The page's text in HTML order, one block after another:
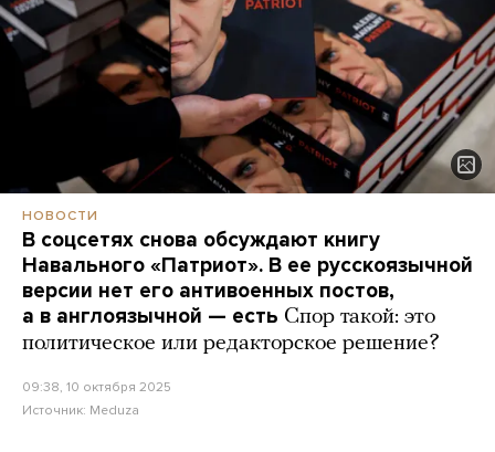
НОВОСТИ
В соцсетях снова обсуждают книгу
Навального «Патриот». В ее русскоязычной
версии нет его антивоенных постов,
а в англоязычной — есть Спор такой: это
политическое или редакторское решение?
09:38, 10 октября 2025
Источник: Meduza